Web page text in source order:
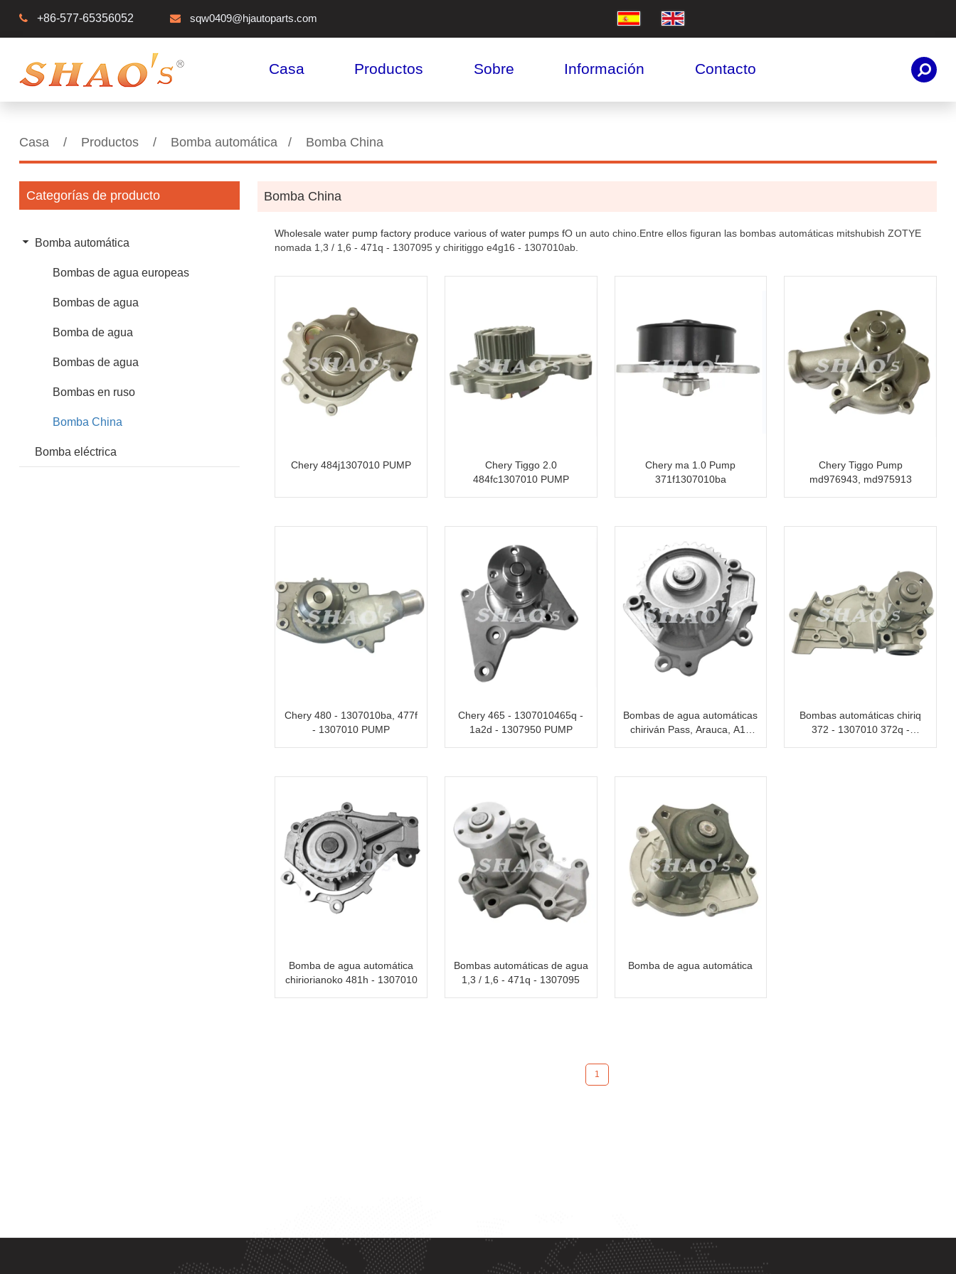
+86-577-65356052 sqw0409@hjautoparts.com
Casa Productos Sobre Información Contacto
Casa / Productos / Bomba automática / Bomba China
Categorías de producto
Bomba automática
Bombas de agua europeas
Bombas de agua
Bomba de agua
Bombas de agua
Bombas en ruso
Bomba China
Bomba eléctrica
Bomba China
Wholesale water pump factory produce various of water pumps fO un auto chino.Entre ellos figuran las bombas automáticas mitshubish ZOTYE
nomada 1,3 / 1,6 - 471q - 1307095 y chiritiggo e4g16 - 1307010ab.
Chery 484j1307010 PUMP
Chery Tiggo 2.0
484fc1307010 PUMP
Chery ma 1.0 Pump
371f1307010ba
Chery Tiggo Pump
md976943, md975913
Chery 480 - 1307010ba, 477f
- 1307010 PUMP
Chery 465 - 1307010465q -
1a2d - 1307950 PUMP
Bombas de agua automáticas
chiriván Pass, Arauca, A13
Bombas automáticas chiriq
372 - 1307010 372q -
Bomba de agua automática
chiriorianoko 481h - 1307010
Bombas automáticas de agua
1,3 / 1,6 - 471q - 1307095
Bomba de agua automática
1